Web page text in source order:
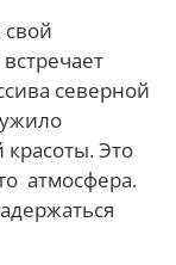
северной
Это
атмосфера.